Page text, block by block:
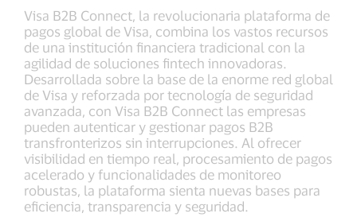
Visa B2B Connect, la revolucionaria plataforma de
pagos global de Visa, combina los vastos recursos
de una institución financiera tradicional con la
agilidad de soluciones fintech innovadoras.
Desarrollada sobre la base de la enorme red global
de Visa y reforzada por tecnología de seguridad
avanzada, con Visa B2B Connect las empresas
pueden autenticar y gestionar pagos B2B
transfronterizos sin interrupciones. Al ofrecer
visibilidad en tiempo real, procesamiento de pagos
acelerado y funcionalidades de monitoreo
robustas, la plataforma sienta nuevas bases para
eficiencia, transparencia y seguridad.